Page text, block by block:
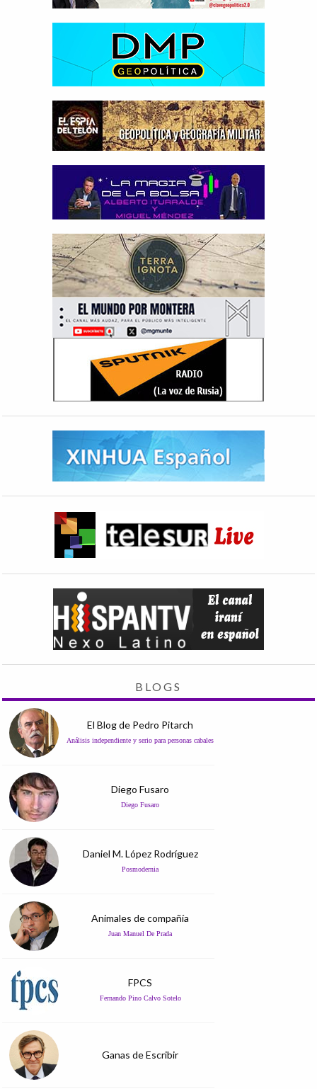
BLOGS
El Blog de Pedro Pitarch
Análisis independiente y serio para personas cabales
Diego Fusaro
Diego Fusaro
Daniel M. López Rodríguez
Posmodernia
Animales de compañía
Juan Manuel De Prada
FPCS
Fernando Pino Calvo Sotelo
Ganas de Escribir